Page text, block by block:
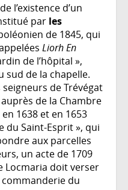
l’existence d’un
par les
de 1845, qui
Liorh En
de l’hôpital »,
sud de la chapelle.
de Trévégat
de la Chambre
1638 et en 1653
du Saint-Esprit », qui
aux parcelles
un acte de 1709
Locmaria doit verser
du